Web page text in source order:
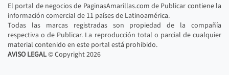
El portal de negocios de PaginasAmarillas.com de Publicar contiene la
información comercial de 11 países de Latinoamérica.
Todas las marcas registradas son propiedad de la compañía
respectiva o de Publicar. La reproducción total o parcial de cualquier
material contenido en este portal está prohibido.
AVISO LEGAL© Copyright2026